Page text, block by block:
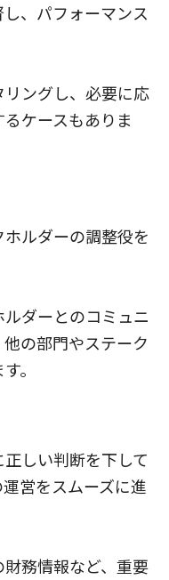
、パフォーマンス
ングし、必要に応
ケースもありま
ルダーの調整役を
ダーとのコミュニ
の部門やステーク
。
しい判断を下して
営をスムーズに進
務情報など、重要